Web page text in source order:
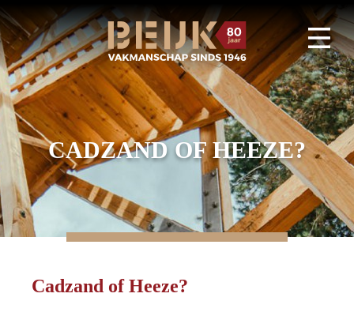
CADZAND OF HEEZE?
Cadzand of Heeze?